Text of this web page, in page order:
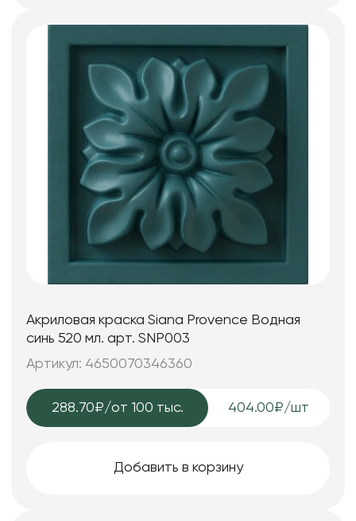
Акриловая краска Siana Provence Водная
синь 520 мл. арт. SNP003
Артикул: 4650070346360
288.70₽/от 100 тыс. 404.00₽/шт
Добавить в корзину